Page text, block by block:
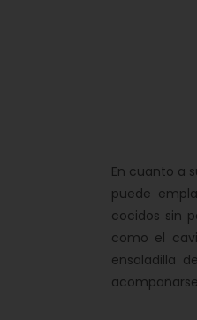
En cuanto a
puede
cocidos sin
como el
ensaladilla